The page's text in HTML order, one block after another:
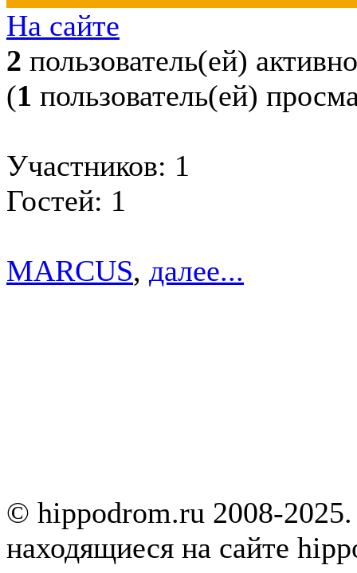
На сайте
2 пользователь(ей) активно
(1 пользователь(ей)
Участников: 1
Гостей: 1
MARCUS, далее...
© hippodrom.ru 2008-
находящиеся на сайте